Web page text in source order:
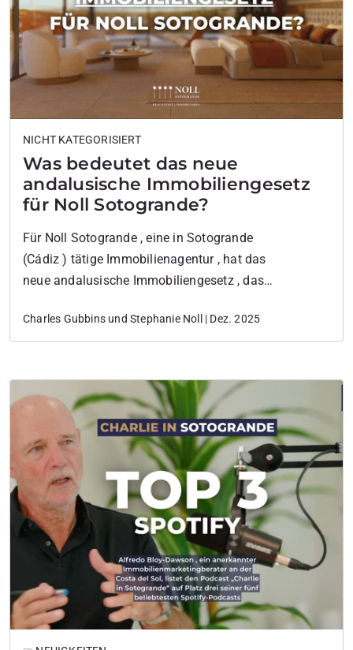
Was bedeutet das neue
andalusische Immobiliengesetz
für Noll Sotogrande?
NICHT KATEGORISIERT
Für Noll Sotogrande , eine in Sotogrande
(Cádiz ) tätige Immobilienagentur , hat das
neue andalusische Immobiliengesetz , das
einführt , klare, praktische und größtenteils positive
Auswirkungen . Nachfolgend eine Erklärung
juristischer Fachsprache. Was ist das Pflichtregister?
Die andalusische Regionalregierung hat ein offizielles
Register der Immobilienmakler eingerichtet , um zu
regeln, wer in der Region legal als
Immobilienvermittler…
Charles Gubbins und Stephanie Noll | Dez. 2025